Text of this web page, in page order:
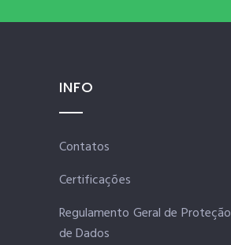
INFO
Contatos
Certificações
Regulamento Geral de Proteção
de Dados